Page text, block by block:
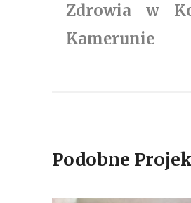
Zdrowia w
Kamerunie
Podobne